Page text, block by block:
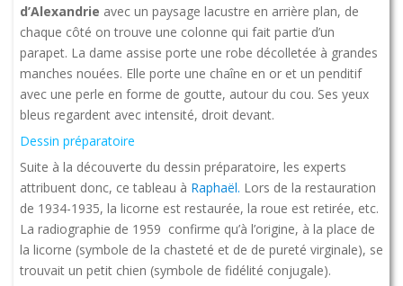
d’Alexandrie avec un paysage lacustre en arrière plan, de
chaque côté on trouve une colonne qui fait partie d’un
parapet. La dame assise porte une robe décolletée à grandes
manches nouées. Elle porte une chaîne en or et un penditif
avec une perle en forme de goutte, autour du cou. Ses yeux
bleus regardent avec intensité, droit devant.
Dessin préparatoire
Suite à la découverte du dessin préparatoire, les experts
attribuent donc, ce tableau à Raphaël. Lors de la restauration
de 1934-1935, la licorne est restaurée, la roue est retirée, etc.
La radiographie de 1959 confirme qu’à l’origine, à la place de
la licorne (symbole de la chasteté et de de pureté virginale), se
trouvait un petit chien (symbole de fidélité conjugale).